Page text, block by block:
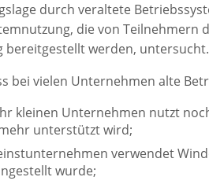
durch veraltete
die von Teilnehmern
bereitgestellt werden, untersucht.
bei vielen Unternehmen alte
kleinen Unternehmen nutzt
unterstützt wird;
verwendet
wurde;